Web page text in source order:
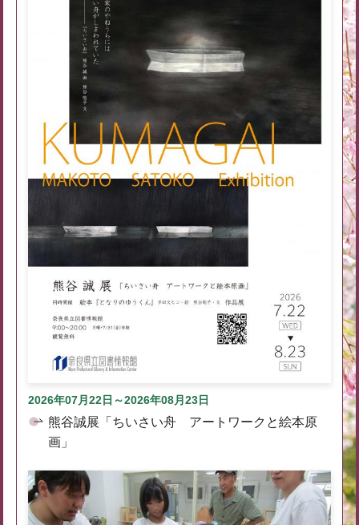
2026年07月22日～2026年08月23日
熊谷誠展「ちいさい舟 アートワークと絵本原
画」